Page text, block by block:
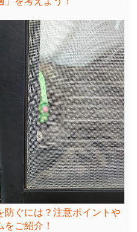
防ぐには？注意ポイントや
ご紹介！